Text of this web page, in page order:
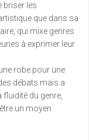
briser les
que dans sa
qui mixe genres
à exprimer leur
robe pour une
débats mais a
du genre,
un moyen